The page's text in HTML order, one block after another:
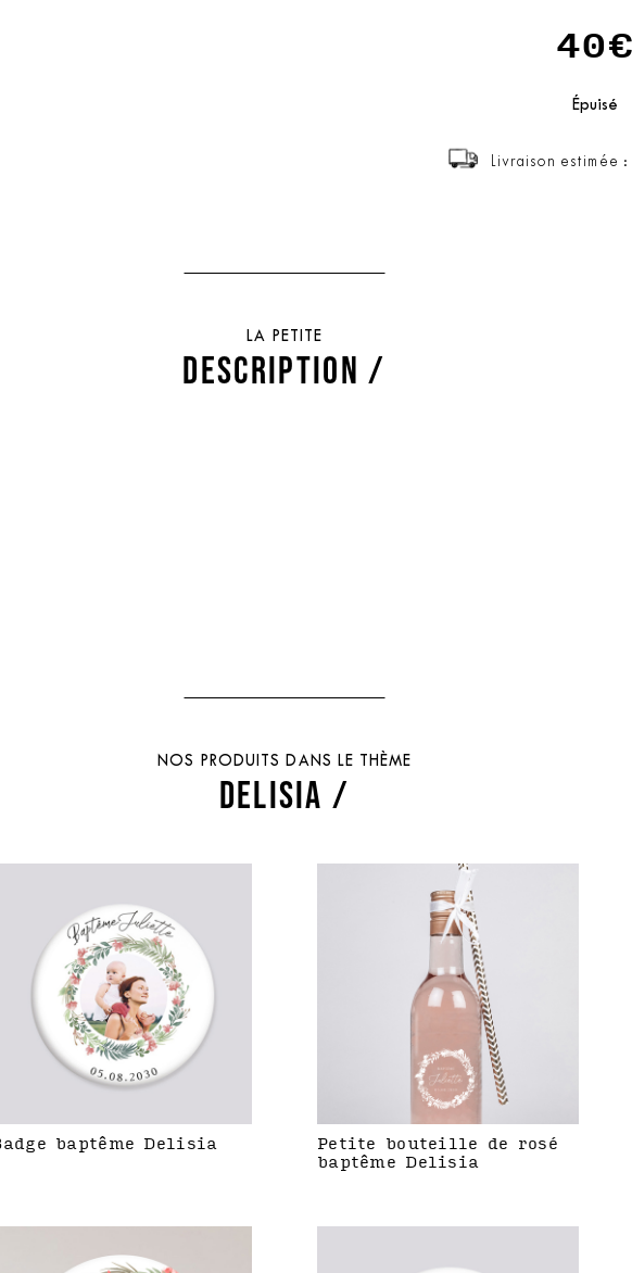
40€
Épuisé
Livraison estimée
LA PETITE
DESCRIPTION /
NOS PRODUITS DANS LE THÈME
DELISIA /
baptême Delisia
Petite bouteille de rosé
baptême Delisia